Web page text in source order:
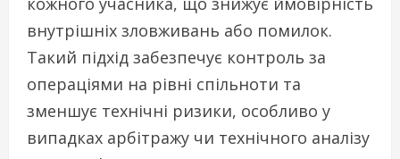
внутрішніх зловживань або помилок.
Такий підхід забезпечує контроль за
операціями на рівні спільноти та
зменшує технічні ризики, особливо у
випадках арбітражу чи технічного аналізу